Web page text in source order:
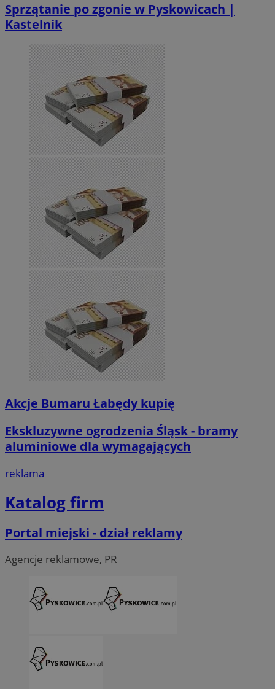
Sprzątanie po zgonie w Pyskowicach |
Kastelnik
Akcje Bumaru Łabędy kupię
Ekskluzywne ogrodzenia Śląsk - bramy
aluminiowe dla wymagających
reklama
Katalog firm
Portal miejski - dział reklamy
Agencje reklamowe, PR